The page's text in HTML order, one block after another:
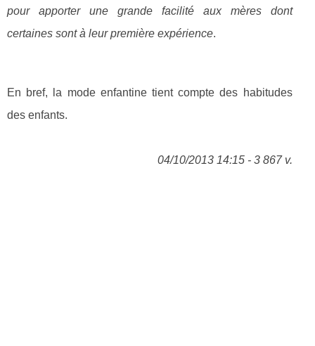
pour apporter une grande facilité aux mères dont
certaines sont à leur première expérience.
En bref, la mode enfantine tient compte des habitudes
des enfants.
04/10/2013 14:15 - 3 867 v.